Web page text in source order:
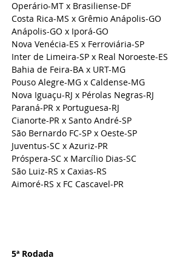
Operário-MT x Brasiliense-DF
Costa Rica-MS x Grêmio Anápolis-GO
Anápolis-GO x Iporá-GO
Nova Venécia-ES x Ferroviária-SP
Inter de Limeira-SP x Real Noroeste-ES
Bahia de Feira-BA x URT-MG
Pouso Alegre-MG x Caldense-MG
Nova Iguaçu-RJ x Pérolas Negras-RJ
Paraná-PR x Portuguesa-RJ
Cianorte-PR x Santo André-SP
São Bernardo FC-SP x Oeste-SP
Juventus-SC x Azuriz-PR
Próspera-SC x Marcílio Dias-SC
São Luiz-RS x Caxias-RS
Aimoré-RS x FC Cascavel-PR
5ª Rodada